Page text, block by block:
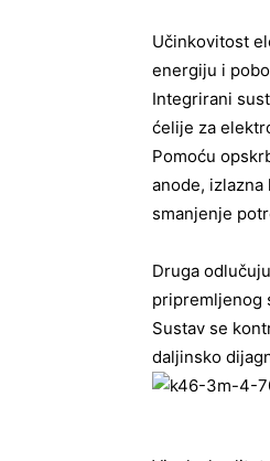
Učinkovitost
energiju i
Integrirani
ćelije za
Pomoću
anode,
smanjenje
Druga
pripremljenog
Sustav se
daljinsko